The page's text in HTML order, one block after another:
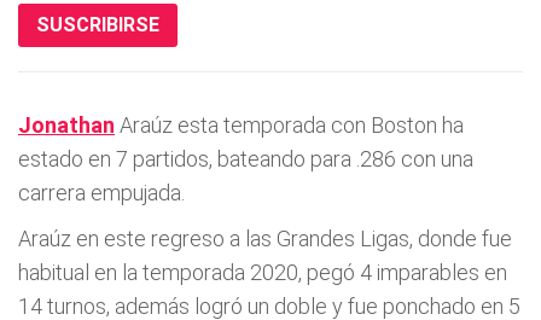
SUSCRIBIRSE
Jonathan Araúz esta temporada con Boston ha
estado en 7 partidos, bateando para .286 con una
carrera empujada.
Araúz en este regreso a las Grandes Ligas, donde fue
habitual en la temporada 2020, pegó 4 imparables en
14 turnos, además logró un doble y fue ponchado en 5